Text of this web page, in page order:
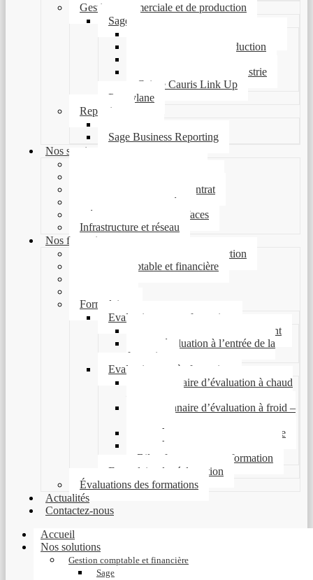
Gestion commerciale et de production
Sage
Sage 100 Gestion Production
Sage 100 Entreprise Industrie
Caisse Cauris Link Up
Pennylane
Reporting
Sage Business Reporting
Nos services
Assistance et reprise de contrat
Pilotage de vos données
Développements et interfaces
Infrastructure et réseau
Nos formations
Gestion commerciale et de production
Gestion comptable et financière
Formulaires
Evaluations avant formation
Questionnaire de positionnement
Auto-évaluation à l’entrée de la
formation
Evaluations après formation
Questionnaire d’évaluation à chaud
Questionnaire d’évaluation à froid –
Enquête de satisfaction Entreprise
Enquête de satisfaction OPCO
Bilan formateur post-formation
Formulaire de réclamation
Évaluations des formations
Actualités
Contactez-nous
Accueil
Nos solutions
Gestion comptable et financière
Sage